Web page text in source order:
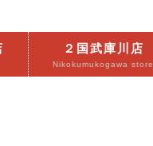
２国武庫川店
Nikokumukogawa store